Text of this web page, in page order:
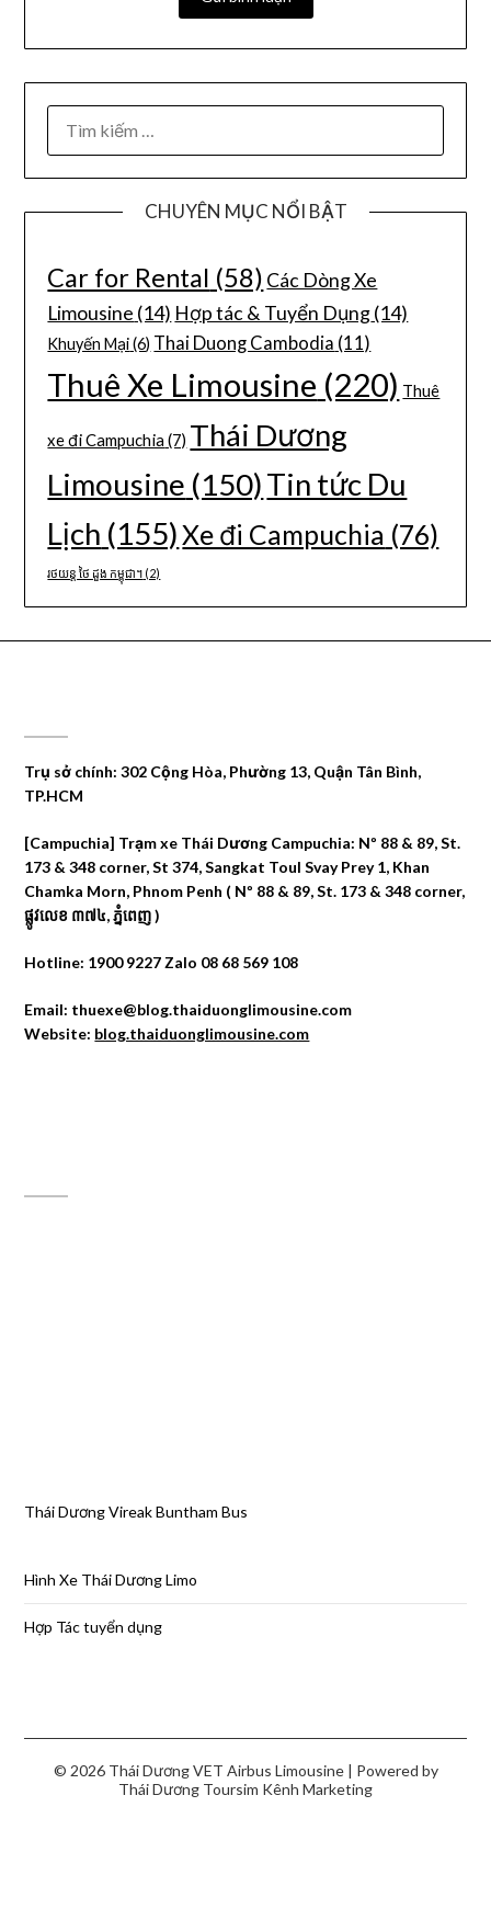
CHUYÊN MỤC NỔI BẬT
Car for Rental (58) Các Dòng Xe
Limousine (14) Hợp tác & Tuyển Dụng(14)
Khuyến Mại(6) Thai Duong Cambodia (11)
Thuê Xe Limousine (220) Thuê
xe đi Campuchia(7) Thái Dương
Limousine (150)Tin tức Du
Lịch (155)Xe đi Campuchia (76)
រថយន្ត ថៃ ដួង កម្ពុជា។ (2)
Trụ sở chính: 302 Cộng Hòa, Phường 13, Quận Tân Bình,
TP.HCM
[Campuchia] Trạm xe Thái Dương Campuchia: Nº 88 & 89, St.
173 & 348 corner, St 374, Sangkat Toul Svay Prey 1, Khan
Chamka Morn, Phnom Penh ( Nº 88 & 89, St. 173 & 348 corner,
ផ្លូវលេខ ៣៧៤, ភ្នំពេញ )
Hotline: 1900 9227 Zalo 08 68 569 108
Email: thuexe@blog.thaiduonglimousine.com
Website: blog.thaiduonglimousine.com
Thái Dương Vireak Buntham Bus
Hình Xe Thái Dương Limo
Hợp Tác tuyển dụng
© 2026 Thái Dương VET Airbus Limousine | Powered by
Thái Dương Toursim Kênh Marketing